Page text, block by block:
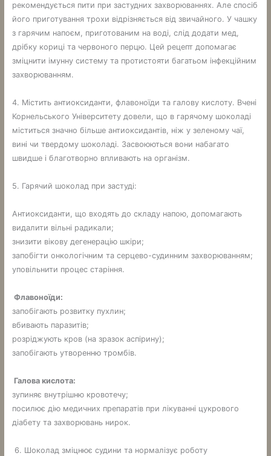
рекомендується пити при застудних захворюваннях. Але спосіб
його приготування трохи відрізняється від звичайного. У чашку
з гарячим напоєм, приготованим на воді, слід додати мед,
дрібку кориці та червоного перцю. Цей рецепт допомагає
зміцнити імунну систему та протистояти багатьом інфекційним
захворюванням.
4. Містить антиоксиданти, флавоноїди та галову кислоту. Вчені
Корнельського Університету довели, що в гарячому шоколаді
міститься значно більше антиоксидантів, ніж у зеленому чаї,
вині чи твердому шоколаді. Засвоюються вони набагато
швидше і благотворно впливають на організм.
5. Гарячий шоколад при застуді:
Антиоксиданти, що входять до складу напою, допомагають
видалити вільні радикали;
знизити вікову дегенерацію шкіри;
запобігти онкологічним та серцево-судинним захворюванням;
уповільнити процес старіння.
Флавоноїди:
запобігають розвитку пухлин;
вбивають паразитів;
розріджують кров (на зразок аспірину);
запобігають утворенню тромбів.
Галова кислота:
зупиняє внутрішню кровотечу;
посилює дію медичних препаратів при лікуванні цукрового
діабету та захворювань нирок.
6. Шоколад зміцнює судини та нормалізує роботу